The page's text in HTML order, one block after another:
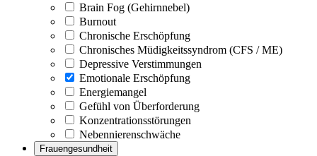
Brain Fog (Gehirnnebel)
Burnout
Chronische Erschöpfung
Chronisches Müdigkeitssyndrom (CFS / ME)
Depressive Verstimmungen
Emotionale Erschöpfung
Energiemangel
Gefühl von Überforderung
Konzentrationsstörungen
Nebennierenschwäche
Frauengesundheit